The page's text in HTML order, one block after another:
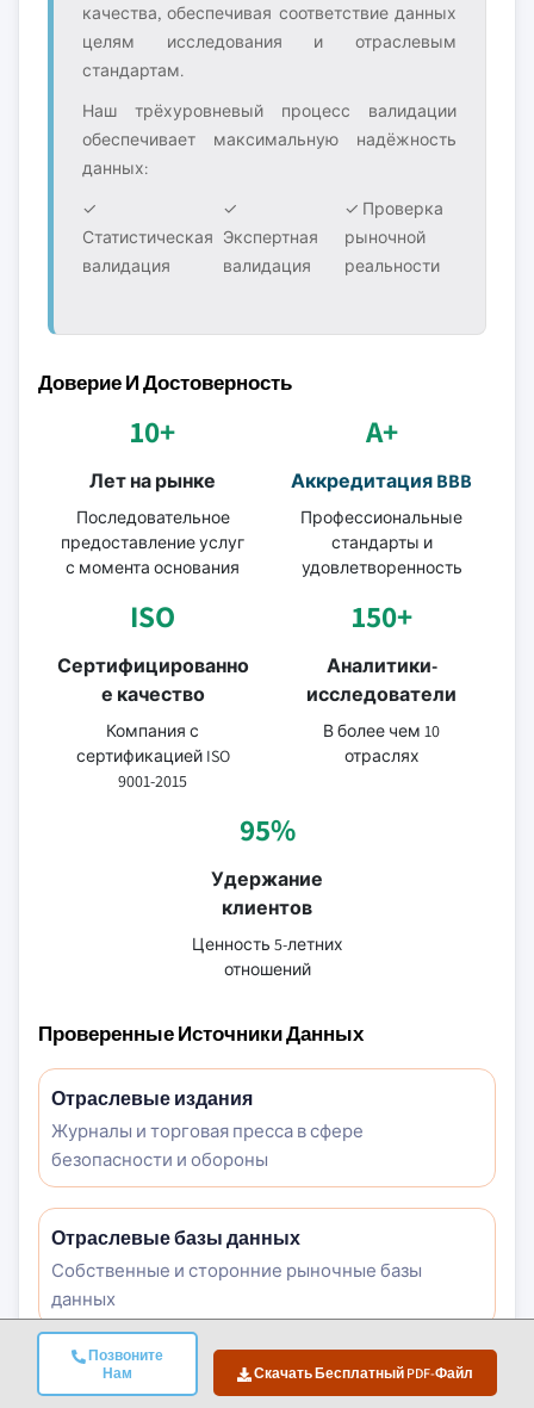
Позвоните
Нам
Скачать Бесплатный PDF-Файл
качества, обеспечивая соответствие данных
целям исследования и отраслевым
стандартам.
Наш трёхуровневый процесс валидации
обеспечивает максимальную надёжность
данных:
✓
Статистическая
валидация
✓
Экспертная
валидация
✓ Проверка
рыночной
реальности
Доверие И Достоверность
10+
Лет на рынке
Последовательное
предоставление услуг
с момента основания
A+
Аккредитация BBB
Профессиональные
стандарты и
удовлетворенность
ISO
Сертифицированно
е качество
Компания с
сертификацией ISO
9001-2015
150+
Аналитики-
исследователи
В более чем 10
отраслях
95%
Удержание
клиентов
Ценность 5-летних
отношений
Проверенные Источники Данных
Отраслевые издания
Журналы и торговая пресса в сфере
безопасности и обороны
Отраслевые базы данных
Собственные и сторонние рыночные базы
данных
Нормативные документы